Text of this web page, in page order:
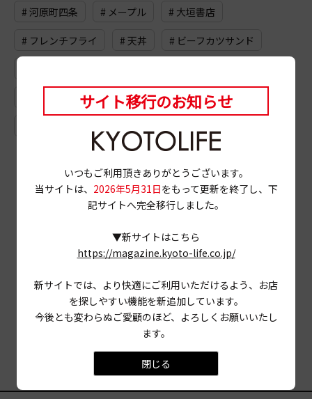
# 河原町四条 # メープル # 大垣書店
# フレンチフライ # 天丼 # ビーフカツサンド
# ジーンズ # 丹波橋 # ドライブ
サイト移行のお知らせ
いつもご利用頂きありがとうございます。
当サイトは、 2026年5月31日をもって更新を終了し、下
記サイトへ完全移行しました。
▼新サイトはこちら
https://magazine.kyoto-life.co.jp/
新サイトでは、より快適にご利用いただけるよう、お店
を探しやすい機能を新追加しています。
今後とも変わらぬご愛顧のほど、よろしくお願いいたし
ます。
閉じる